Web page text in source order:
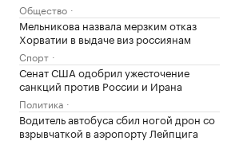
Общество
Мельникова назвала мерзким отказ
Хорватии в выдаче виз россиянам
Спорт
Сенат США одобрил ужесточение
санкций против России и Ирана
Политика
Водитель автобуса сбил ногой дрон со
взрывчаткой в аэропорту Лейпцига